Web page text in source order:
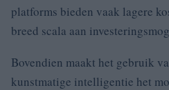
platforms bieden vaak lagere
breed scala aan
Bovendien maakt het gebruik
kunstmatige intelligentie het